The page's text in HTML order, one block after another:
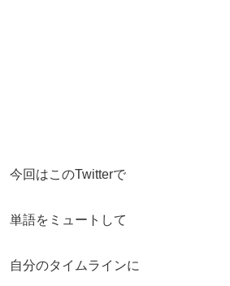
今回はこのTwitterで
単語をミュートして
自分のタイムラインに